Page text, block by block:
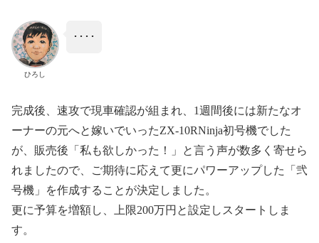
ひろし
････
完成後、速攻で現車確認が組まれ、1週間後には新たなオ
ーナーの元へと嫁いでいったZX-10RNinja初号機でした
が、販売後「私も欲しかった！」と言う声が数多く寄せら
れましたので、ご期待に応えて更にパワーアップした「弐
号機」を作成することが決定しました。
更に予算を増額し、上限200万円と設定しスタートしま
す。